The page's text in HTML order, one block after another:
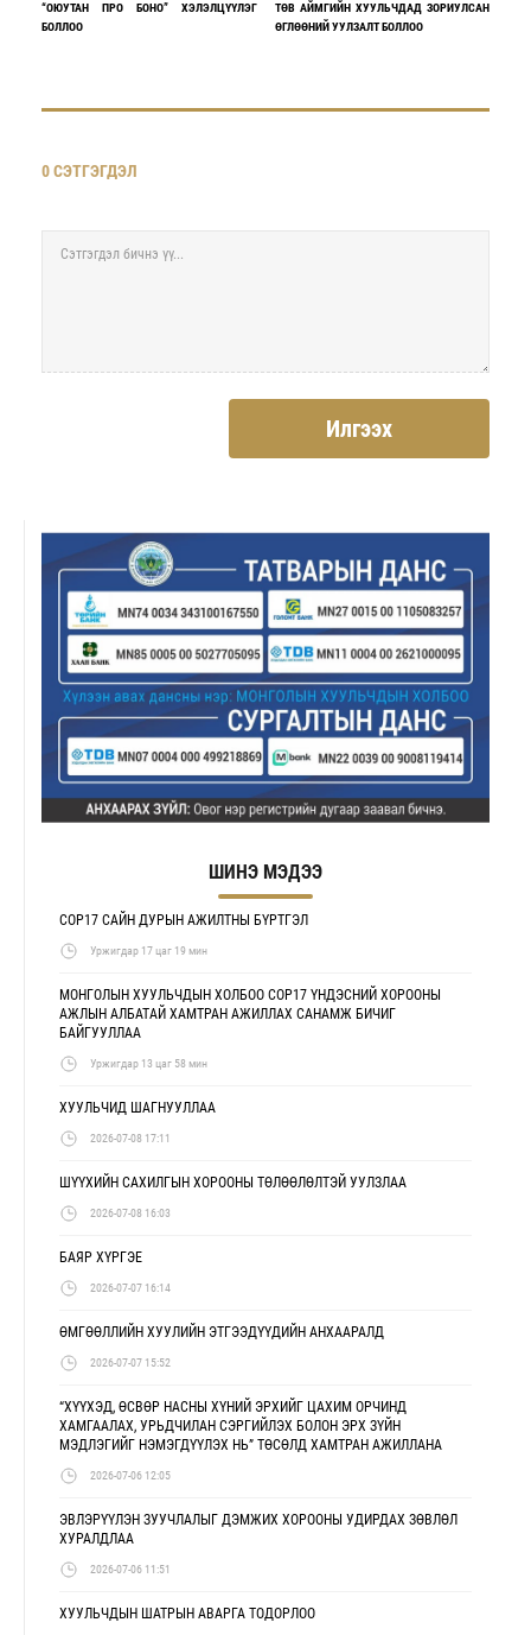
“ОЮУТАН ПРО БОНО” ХЭЛЭЛЦҮҮЛЭГ
БОЛЛОО
ТӨВ АЙМГИЙН ХУУЛЬЧДАД ЗОРИУЛСАН
ӨГЛӨӨНИЙ УУЛЗАЛТ БОЛЛОО
0 СЭТГЭГДЭЛ
Илгээх
ШИНЭ МЭДЭЭ
COP17 САЙН ДУРЫН АЖИЛТНЫ БҮРТГЭЛ
Уржигдар 17 цаг 19 мин
МОНГОЛЫН ХУУЛЬЧДЫН ХОЛБОО COP17 ҮНДЭСНИЙ ХОРООНЫ
АЖЛЫН АЛБАТАЙ ХАМТРАН АЖИЛЛАХ САНАМЖ БИЧИГ
БАЙГУУЛЛАА
Уржигдар 13 цаг 58 мин
ХУУЛЬЧИД ШАГНУУЛЛАА
2026-07-08 17:11
ШҮҮХИЙН САХИЛГЫН ХОРООНЫ ТӨЛӨӨЛӨЛТЭЙ УУЛЗЛАА
2026-07-08 16:03
БАЯР ХҮРГЭЕ
2026-07-07 16:14
ӨМГӨӨЛЛИЙН ХУУЛИЙН ЭТГЭЭДҮҮДИЙН АНХААРАЛД
2026-07-07 15:52
“ХҮҮХЭД, ӨСВӨР НАСНЫ ХҮНИЙ ЭРХИЙГ ЦАХИМ ОРЧИНД
ХАМГААЛАХ, УРЬДЧИЛАН СЭРГИЙЛЭХ БОЛОН ЭРХ ЗҮЙН
МЭДЛЭГИЙГ НЭМЭГДҮҮЛЭХ НЬ” ТӨСӨЛД ХАМТРАН АЖИЛЛАНА
2026-07-06 12:05
ЭВЛЭРҮҮЛЭН ЗУУЧЛАЛЫГ ДЭМЖИХ ХОРООНЫ УДИРДАХ ЗӨВЛӨЛ
ХУРАЛДЛАА
2026-07-06 11:51
ХУУЛЬЧДЫН ШАТРЫН АВАРГА ТОДОРЛОО